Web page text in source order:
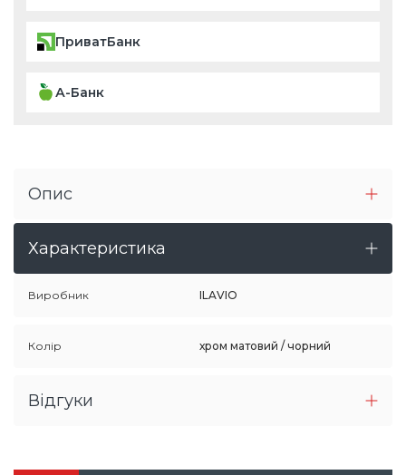
ПриватБанк
А-Банк
Опис
Характеристика
Виробник ILAVIO
Колір хром матовий / чорний
Відгуки